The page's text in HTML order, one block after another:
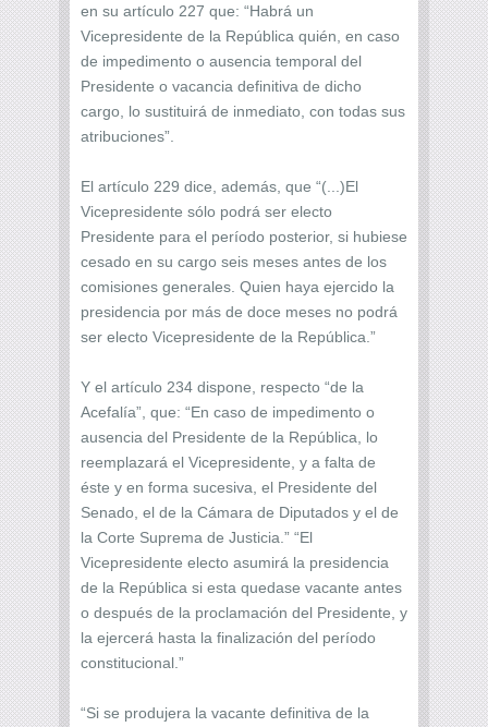
en su artículo 227 que: “Habrá un
Vicepresidente de la República quién, en caso
de impedimento o ausencia temporal del
Presidente o vacancia definitiva de dicho
cargo, lo sustituirá de inmediato, con todas sus
atribuciones”.
El artículo 229 dice, además, que “(...)El
Vicepresidente sólo podrá ser electo
Presidente para el período posterior, si hubiese
cesado en su cargo seis meses antes de los
comisiones generales. Quien haya ejercido la
presidencia por más de doce meses no podrá
ser electo Vicepresidente de la República.”
Y el artículo 234 dispone, respecto “de la
Acefalía”, que: “En caso de impedimento o
ausencia del Presidente de la República, lo
reemplazará el Vicepresidente, y a falta de
éste y en forma sucesiva, el Presidente del
Senado, el de la Cámara de Diputados y el de
la Corte Suprema de Justicia.” “El
Vicepresidente electo asumirá la presidencia
de la República si esta quedase vacante antes
o después de la proclamación del Presidente, y
la ejercerá hasta la finalización del período
constitucional.”
“Si se produjera la vacante definitiva de la